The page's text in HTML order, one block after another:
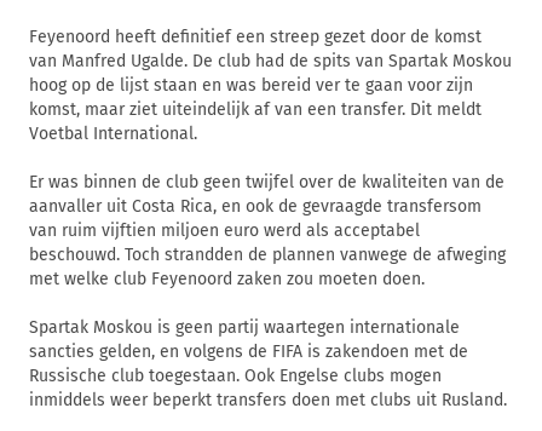
Feyenoord heeft definitief een streep gezet door de komst
van Manfred Ugalde. De club had de spits van Spartak Moskou
hoog op de lijst staan en was bereid ver te gaan voor zijn
komst, maar ziet uiteindelijk af van een transfer. Dit meldt
Voetbal International.
Er was binnen de club geen twijfel over de kwaliteiten van de
aanvaller uit Costa Rica, en ook de gevraagde transfersom
van ruim vijftien miljoen euro werd als acceptabel
beschouwd. Toch strandden de plannen vanwege de afweging
met welke club Feyenoord zaken zou moeten doen.
Spartak Moskou is geen partij waartegen internationale
sancties gelden, en volgens de FIFA is zakendoen met de
Russische club toegestaan. Ook Engelse clubs mogen
inmiddels weer beperkt transfers doen met clubs uit Rusland.